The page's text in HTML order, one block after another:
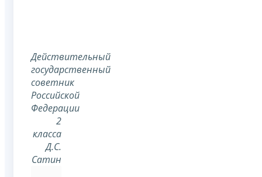
Действительный
государственный
советник
Российской
Федерации
2
класса
Д.С.
Сатин